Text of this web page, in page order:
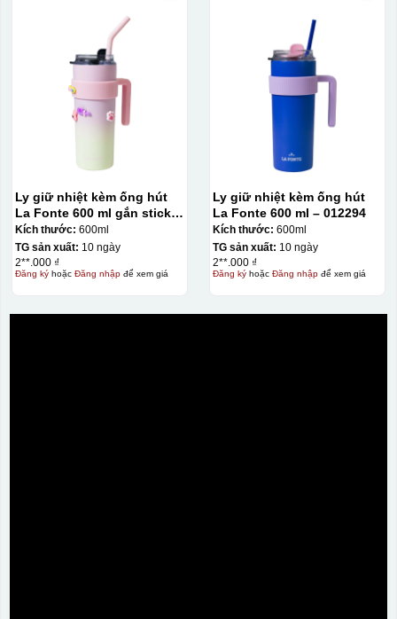
Ly giữ nhiệt kèm ống hút
La Fonte 600 ml gắn sticker
– 012294
Kích thước: 600ml
TG sản xuất: 10 ngày
2**.000 ₫
Đăng kýhoặc Đăng nhậpđể xem giá
Ly giữ nhiệt kèm ống hút
La Fonte 600 ml – 012294
Kích thước: 600ml
TG sản xuất: 10 ngày
2**.000 ₫
Đăng kýhoặc Đăng nhậpđể xem giá